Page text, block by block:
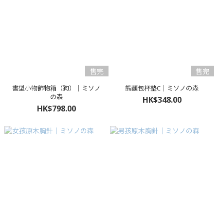
售完
書型小物飾物箱（狗）｜ミソノ
の森
HK$798.00
售完
熊麵包杯墊C｜ミソノの森
HK$348.00